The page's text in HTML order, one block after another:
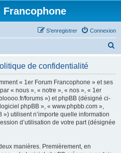
Francophone
Connexion
S’enregistrer
de confidentialité
« 1er Forum Francophone » et ses
« nous », « notre », « nos », « 1er
forums ») et phpBB (désigné ci-
phpBB », « www.phpbb.com »,
utilisent n’importe quelle information
d’utilisation de votre part (désignée
manières. Premièrement, en